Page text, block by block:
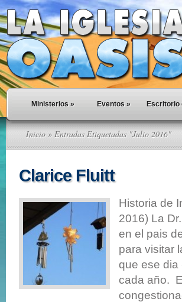
Ministerios » Eventos » Escritorio
Inicio » Entradas Etiquetadas "Julio 2016"
Clarice Fluitt
Historia de
2016) La
en el pais
para visitar
que ese dia
cada año.